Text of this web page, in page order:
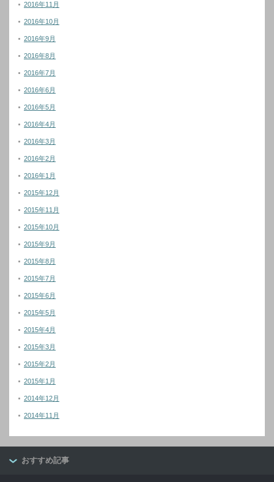
2016年11月
2016年10月
2016年9月
2016年8月
2016年7月
2016年6月
2016年5月
2016年4月
2016年3月
2016年2月
2016年1月
2015年12月
2015年11月
2015年10月
2015年9月
2015年8月
2015年7月
2015年6月
2015年5月
2015年4月
2015年3月
2015年2月
2015年1月
2014年12月
2014年11月
おすすめ記事